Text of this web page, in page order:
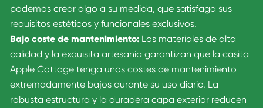
podemos crear algo a su medida, que satisfaga sus
requisitos estéticos y funcionales exclusivos.
Bajo coste de mantenimiento: Los materiales de alta
calidad y la exquisita artesanía garantizan que la casita
Apple Cottage tenga unos costes de mantenimiento
extremadamente bajos durante su uso diario. La
robusta estructura y la duradera capa exterior reducen